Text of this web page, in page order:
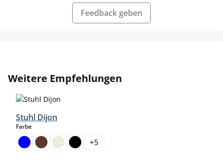
Feedback geben
Produktgalerie überspringen
Weitere Empfehlungen
Stuhl Dijon
Farbeauswählen
+5